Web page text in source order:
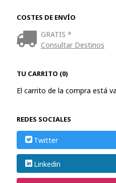
COSTES DE ENVÍO
GRATIS *
Consultar Destinos
TU CARRITO (0)
El carrito de la compra está
REDES SOCIALES
Twitter
Linkedin